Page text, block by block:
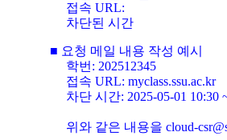
접속 URL:
차단된 시간
■ 요청 메일 내용 작성 예시
학번: 202512345
접속 URL: myclass.ssu.ac.kr
차단 시간: 2025-05-01 10:30
위와 같은 내용을 cloud-